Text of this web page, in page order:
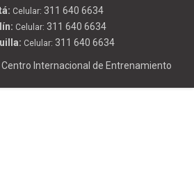
Celular: 311 640 6634
Celular: 311 640 6634
Celular: 311 640 6634
Internacional de Entrenamiento